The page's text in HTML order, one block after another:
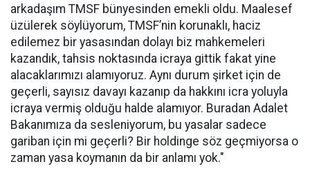
arkadaşım TMSF bünyesinden emekli oldu. Maalesef
üzülerek söylüyorum, TMSF’nin korunaklı, haciz
edilemez bir yasasından dolayı biz mahkemeleri
kazandık, tahsis noktasında icraya gittik fakat yine
alacaklarımızı alamıyoruz. Aynı durum şirket için de
geçerli, sayısız davayı kazanıp da hakkını icra yoluyla
icraya vermiş olduğu halde alamıyor. Buradan Adalet
Bakanımıza da sesleniyorum, bu yasalar sadece
gariban için mi geçerli? Bir holdinge söz geçmiyorsa o
zaman yasa koymanın da bir anlamı yok."